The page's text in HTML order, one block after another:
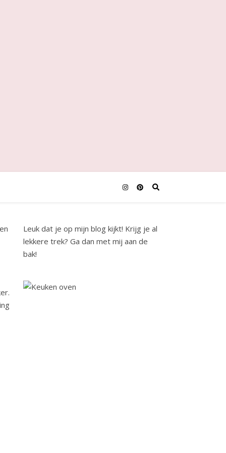
Leuk dat je op mijn blog kijkt! Krijg je al
lekkere trek? Ga dan met mij aan de
bak!